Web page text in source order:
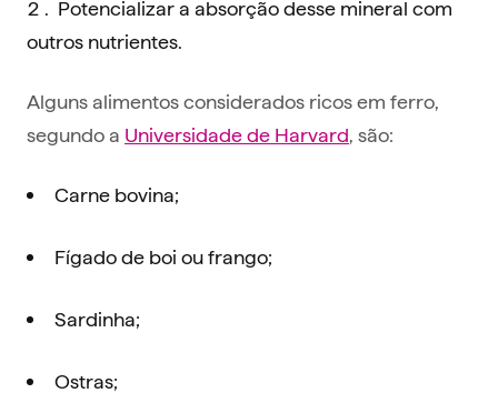
Potencializar a absorção desse mineral com
outros nutrientes.
Alguns alimentos considerados ricos em ferro,
segundo a Universidade de Harvard, são:
Carne bovina;
Fígado de boi ou frango;
Sardinha;
Ostras;